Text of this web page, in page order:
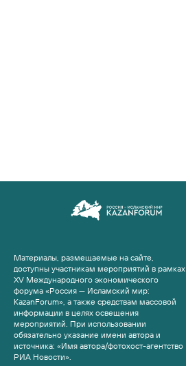
Материалы, размещаемые на сайте,
доступны участникам мероприятий в рамках
XV Международного экономического
форума «Россия — Исламский мир:
KazanForum», а также средствам массовой
информации в целях освещения
мероприятий. При использовании
обязательно указание имени автора и
источника: «Имя автора/фотохост-агентство
РИА Новости».